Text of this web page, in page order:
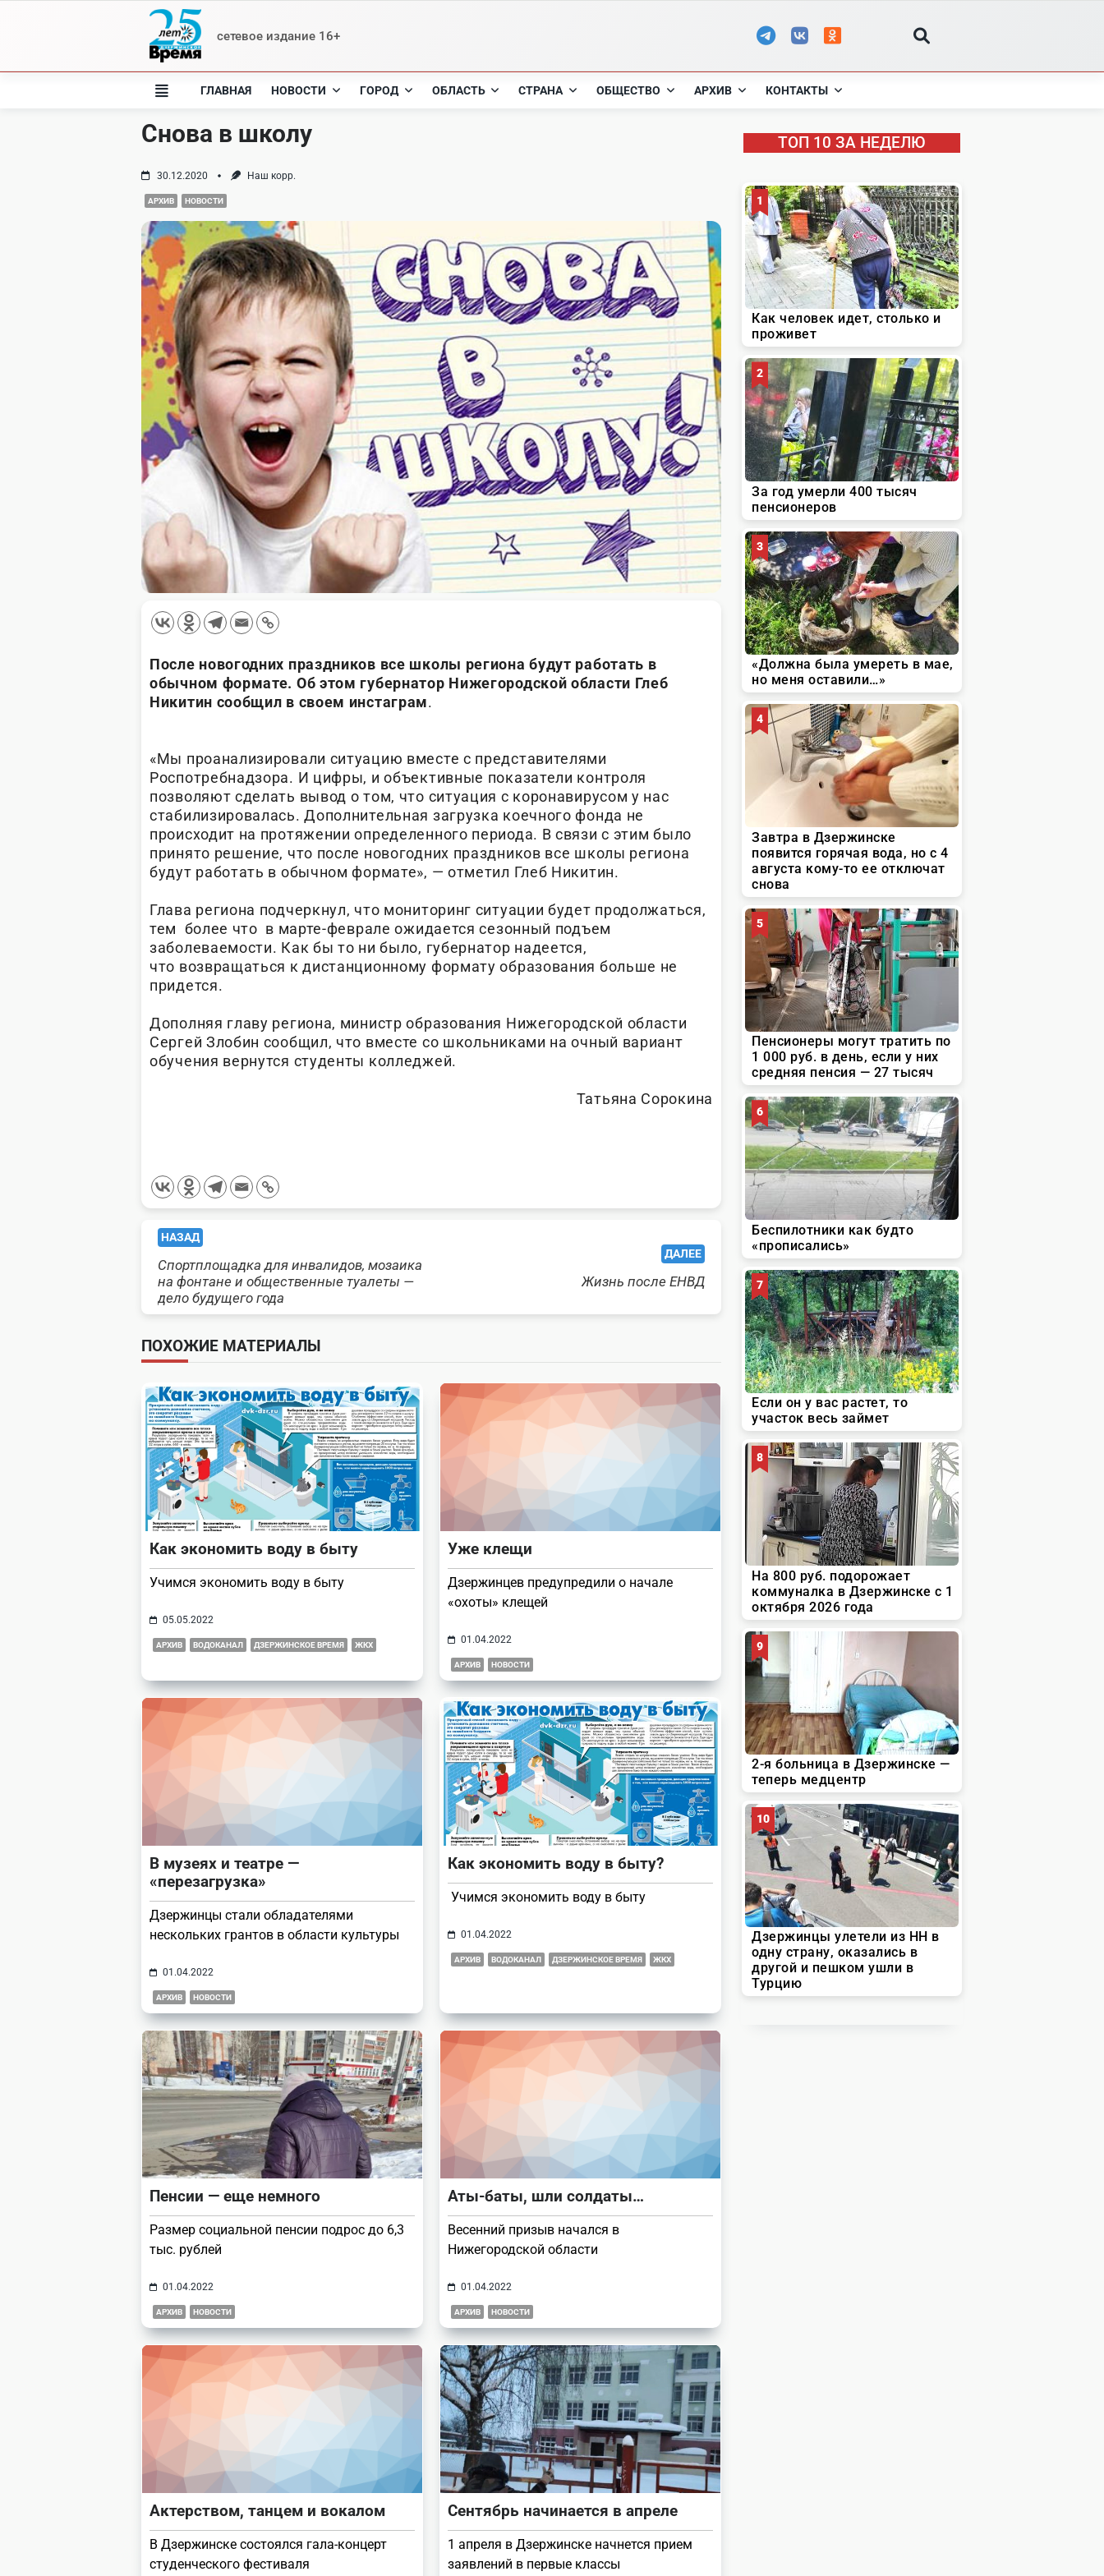
сетевое издание 16+
ГЛАВНАЯ НОВОСТИ ГОРОД ОБЛАСТЬ СТРАНА ОБЩЕСТВО АРХИВ КОНТАКТЫ
Снова в школу
30.12.2020 Наш корр.
АРХИВ НОВОСТИ
После новогодних праздников все школы региона будут работать в
обычном формате. Об этом губернатор Нижегородской области Глеб
Никитин сообщил в своем инстаграм.
«Мы проанализировали ситуацию вместе с представителями
Роспотребнадзора. И цифры, и объективные показатели контроля
позволяют сделать вывод о том, что ситуация с коронавирусом у нас
стабилизировалась. Дополнительная загрузка коечного фонда не
происходит на протяжении определенного периода. В связи с этим было
принято решение, что после новогодних праздников все школы региона
будут работать в обычном формате», — отметил Глеб Никитин.
Глава региона подчеркнул, что мониторинг ситуации будет продолжаться,
тем более что в марте-феврале ожидается сезонный подъем
заболеваемости. Как бы то ни было, губернатор надеется,
что возвращаться к дистанционному формату образования больше не
придется.
Дополняя главу региона, министр образования Нижегородской области
Сергей Злобин сообщил, что вместе со школьниками на очный вариант
обучения вернутся студенты колледжей.
Татьяна Сорокина
<span
class="nav-
subtitle
screen-
reader-
text">Page</span>
НАЗАД
Спортплощадка для инвалидов, мозаика
на фонтане и общественные туалеты —
дело будущего года
ДАЛЕЕ
Жизнь после ЕНВД
ПОХОЖИЕ МАТЕРИАЛЫ
Как экономить воду в быту
Учимся экономить воду в быту
05.05.2022
АРХИВ ВОДОКАНАЛ ДЗЕРЖИНСКОЕ ВРЕМЯ ЖКХ
Уже клещи
Дзержинцев предупредили о начале
«охоты» клещей
01.04.2022
АРХИВ НОВОСТИ
В музеях и театре —
«перезагрузка»
Дзержинцы стали обладателями
нескольких грантов в области культуры
01.04.2022
АРХИВ НОВОСТИ
Как экономить воду в быту?
Учимся экономить воду в быту
01.04.2022
АРХИВ ВОДОКАНАЛ ДЗЕРЖИНСКОЕ ВРЕМЯ ЖКХ
Пенсии — еще немного
Размер социальной пенсии подрос до 6,3
тыс. рублей
01.04.2022
АРХИВ НОВОСТИ
Аты-баты, шли солдаты…
Весенний призыв начался в
Нижегородской области
01.04.2022
АРХИВ НОВОСТИ
Актерством, танцем и вокалом
В Дзержинске состоялся гала-концерт
студенческого фестиваля
Сентябрь начинается в апреле
1 апреля в Дзержинске начнется прием
заявлений в первые классы
ТОП 10 ЗА НЕДЕЛЮ